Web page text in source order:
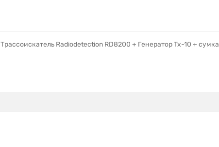
Трассоискатель Radiodetection RD8200 + Генератор Tx-10 + сумка